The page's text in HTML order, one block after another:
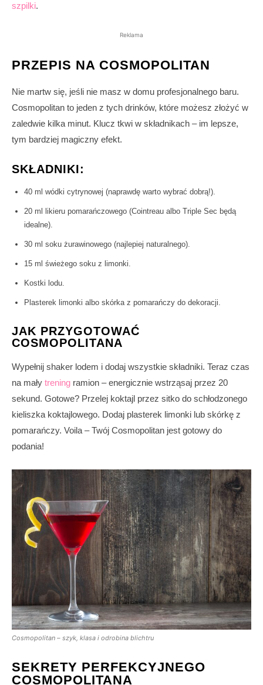
szpilki.
Reklama
PRZEPIS NA COSMOPOLITAN
Nie martw się, jeśli nie masz w domu profesjonalnego baru.
Cosmopolitan to jeden z tych drinków, które możesz złożyć w
zaledwie kilka minut. Klucz tkwi w składnikach – im lepsze,
tym bardziej magiczny efekt.
SKŁADNIKI:
40 ml wódki cytrynowej (naprawdę warto wybrać dobrą!).
20 ml likieru pomarańczowego (Cointreau albo Triple Sec będą
idealne).
30 ml soku żurawinowego (najlepiej naturalnego).
15 ml świeżego soku z limonki.
Kostki lodu.
Plasterek limonki albo skórka z pomarańczy do dekoracji.
JAK PRZYGOTOWAĆ
COSMOPOLITANA
Wypełnij shaker lodem i dodaj wszystkie składniki. Teraz czas
na mały trening ramion – energicznie wstrząsaj przez 20
sekund. Gotowe? Przelej koktajl przez sitko do schłodzonego
kieliszka koktajlowego. Dodaj plasterek limonki lub skórkę z
pomarańczy. Voila – Twój Cosmopolitan jest gotowy do
podania!
Cosmopolitan – szyk, klasa i odrobina blichtru
SEKRETY PERFEKCYJNEGO
COSMOPOLITANA